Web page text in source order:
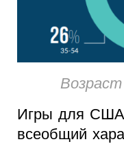
Игры для США
всеобщий